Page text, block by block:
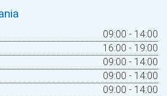
09:00 - 14:00
16:00 - 19:00
09:00 - 14:00
09:00 - 14:00
09:00 - 14:00